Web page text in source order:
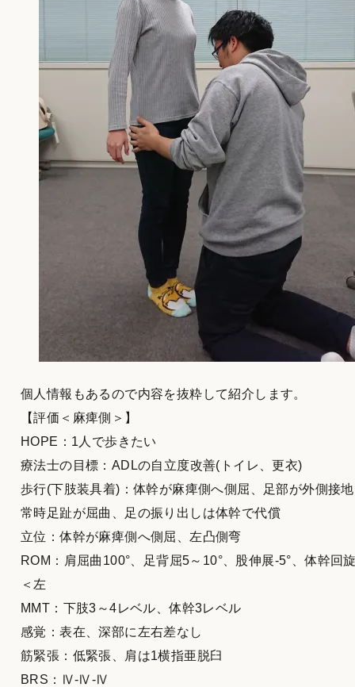
個人情報もあるので内容を抜粋して紹介します。
【評価＜麻痺側＞】
HOPE：1人で歩きたい
療法士の目標：ADLの自立度改善(トイレ、更衣)
歩行(下肢装具着)：体幹が麻痺側へ側屈、足部が外側接
常時足趾が屈曲、足の振り出しは体幹で代償
立位：体幹が麻痺側へ側屈、左凸側弯
ROM：肩屈曲100°、足背屈5～10°、股伸展-5°、体幹回
＜左
MMT：下肢3～4レベル、体幹3レベル
感覚：表在、深部に左右差なし
筋緊張：低緊張、肩は1横指亜脱臼
BRS：Ⅳ-Ⅳ-Ⅳ